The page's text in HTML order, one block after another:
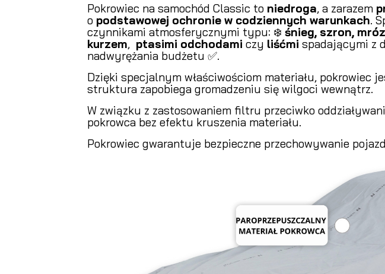
Pokrowiec na samochód Classic to niedroga, a zarazem
o podstawowej ochronie w codziennych warunkach.
czynnikami atmosferycznymi typu: ❄️ śnieg, szron,
kurzem, ptasimi odchodami czy liśćmi spadającymi z
nadwyrężania budżetu ✅.
Dzięki specjalnym właściwościom materiału, pokrowiec
struktura zapobiega gromadzeniu się wilgoci wewnątrz.
W związku z zastosowaniem filtru przeciwko
pokrowca bez efektu kruszenia materiału.
Pokrowiec gwarantuje bezpieczne przechowywanie